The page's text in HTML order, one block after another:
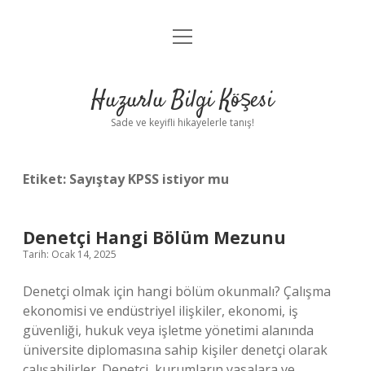
Anasayfa
Yasal Uyarı
menüyü
Huzurlu Bilgi Köşesi
Sade ve keyifli hikayelerle tanış!
Etiket: Sayıştay KPSS istiyor mu
Denetçi Hangi Bölüm Mezunu
Tarih: Ocak 14, 2025
Denetçi olmak için hangi bölüm okunmalı? Çalışma
ekonomisi ve endüstriyel ilişkiler, ekonomi, iş
güvenliği, hukuk veya işletme yönetimi alanında
üniversite diplomasına sahip kişiler denetçi olarak